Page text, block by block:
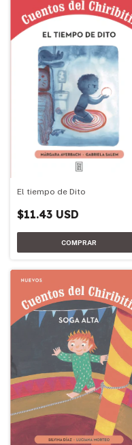
El tiempo de Dito
$11.43 USD